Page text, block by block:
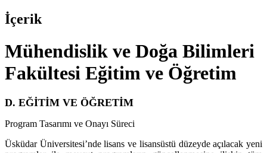
İçerik
Mühendislik ve Doğa Bilimleri
Fakültesi Eğitim ve Öğretim
D. EĞİTİM VE ÖĞRETİM
Program Tasarımı ve Onayı Süreci
Üsküdar Üniversitesi’nde lisans ve lisansüstü düzeyde açılacak yeni